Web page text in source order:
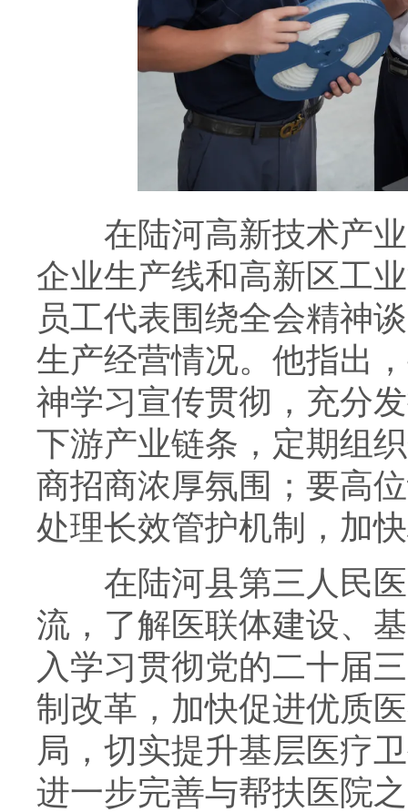
在陆河高新技术产业
企业生产线和高新区工
员工代表围绕全会精神
生产经营情况。他指出
神学习宣传贯彻，充分
下游产业链条，定期组
商招商浓厚氛围；要高
处理长效管护机制，加
在陆河县第三人民医
流，了解医联体建设、
入学习贯彻党的二十届
制改革，加快促进优质
局，切实提升基层医疗
进一步完善与帮扶医院